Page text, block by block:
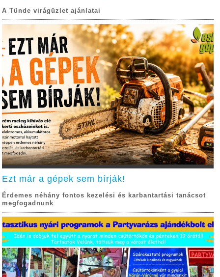
A Tünde virágüzlet ajánlatai
Ezt már a gépek sem bírják!
Érdemes néhány fontos kezelési és karbantartási tanácsot
megfogadnunk